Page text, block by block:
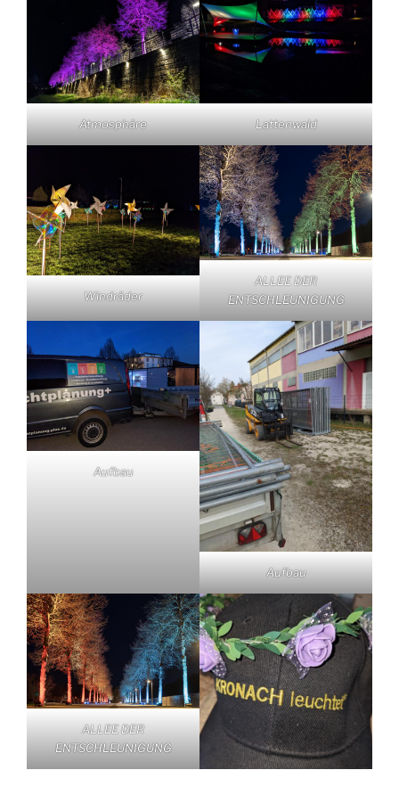
Atmosphäre Lattenwald
Windräder
ALLEE DER
ENTSCHLEUNIGUNG
Aufbau
Aufbau
ALLEE DER
ENTSCHLEUNIGUNG